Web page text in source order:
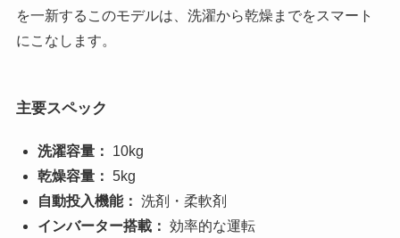
を一新するこのモデルは、洗濯から乾燥までをスマート
にこなします。
主要スペック
洗濯容量：
10kg
乾燥容量： 5kg
自動投入機能： 洗剤・柔軟剤
インバーター搭載： 効率的な運転